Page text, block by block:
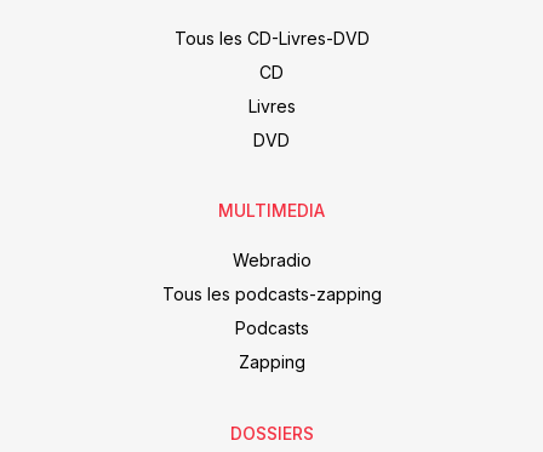
Tous les CD-Livres-DVD
CD
Livres
DVD
MULTIMEDIA
Webradio
Tous les podcasts-zapping
Podcasts
Zapping
DOSSIERS